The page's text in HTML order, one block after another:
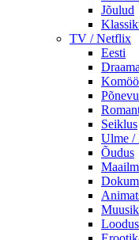
Jõulud
TV / Netflix
Eesti
Seiklus
Ulme /
Õudus
Loodus